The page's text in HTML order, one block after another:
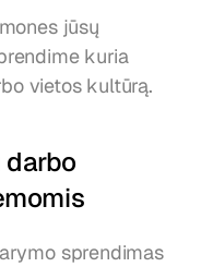
jūsų
kuria
vietos kultūrą.
sprendimas